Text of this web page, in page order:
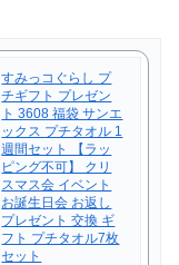
すみっコぐらし プ
チギフト プレゼン
ト 3608 福袋 サンエ
ックス プチタオル 1
週間セット 【ラッ
ピング不可】 クリ
スマス会 イベント
お誕生日会 お返し
プレゼント 交換 ギ
フト プチタオル7枚
セット